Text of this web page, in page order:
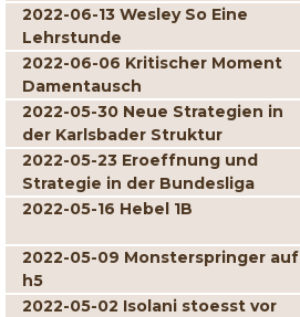
2022-06-13 Wesley So Eine
Lehrstunde
2022-06-06 Kritischer Moment
Damentausch
2022-05-30 Neue Strategien in
der Karlsbader Struktur
2022-05-23 Eroeffnung und
Strategie in der Bundesliga
2022-05-16 Hebel 1B
2022-05-09 Monsterspringer auf
h5
2022-05-02 Isolani stoesst vor